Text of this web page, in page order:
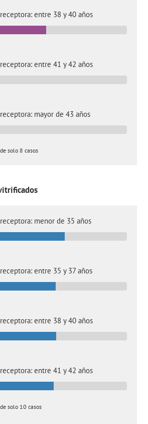
entre 38 y 40 años
entre 41 y 42 años
mayor de 43 años
solo 8 casos
menor de 35 años
entre 35 y 37 años
entre 38 y 40 años
entre 41 y 42 años
solo 10 casos